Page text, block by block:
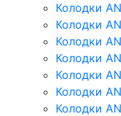
Колодки
Колодки
Колодки
Колодки
Колодки
Колодки
Колодки